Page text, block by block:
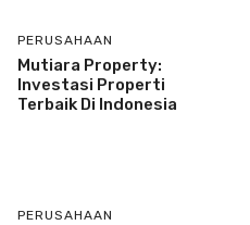
PERUSAHAAN
Mutiara Property:
Investasi Properti
Terbaik Di Indonesia
PERUSAHAAN